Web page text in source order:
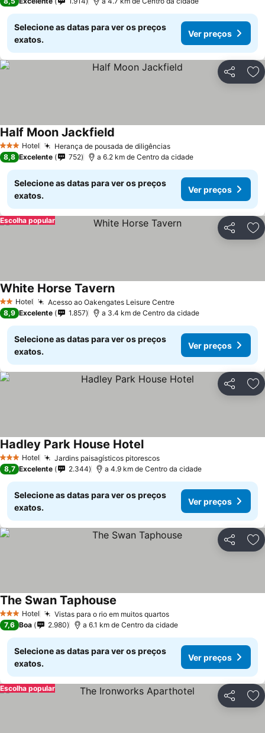
Selecione as datas para ver os preços
exatos.
Ver preços
Partilhar
3 EstrelasHotel Herança de pousada de diligências
Half Moon Jackfield
8,8 Excelente 752 a 6.2 km de Centro da cidade
Selecione as datas para ver os preços
exatos.
Ver preços
Partilhar
Escolha popular
2 Estrelas
Hotel Acesso ao Oakengates Leisure Centre
White Horse Tavern
8,9 Excelente 1.857 a 3.4 km de Centro da cidade
Selecione as datas para ver os preços
exatos.
Ver preços
Partilhar
3 EstrelasHotel Jardins paisagísticos pitorescos
Hadley Park House Hotel
8,7 Excelente 2.344 a 4.9 km de Centro da cidade
Selecione as datas para ver os preços
exatos.
Ver preços
Partilhar
3 EstrelasHotel Vistas para o rio em muitos quartos
The Swan Taphouse
7,6 Boa 2.980 a 6.1 km de Centro da cidade
Selecione as datas para ver os preços
exatos.
Ver preços
Partilhar
Escolha popular